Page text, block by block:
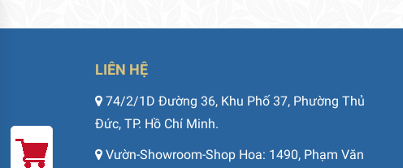
LIÊN HỆ
74/2/1D Đường 36, Khu Phố 37, Phường Thủ
Đức, TP. Hồ Chí Minh.
Vườn-Showroom-Shop Hoa: 1490, Phạm Văn